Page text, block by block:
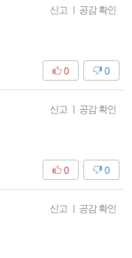
신고 | 공감 확인
0
0
신고 | 공감 확인
0
0
신고 | 공감 확인